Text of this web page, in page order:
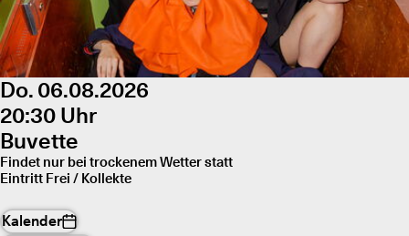
Do. 06.08.2026
20:30 Uhr
Buvette
Findet nur bei trockenem Wetter statt
Eintritt Frei / Kollekte
Kalender